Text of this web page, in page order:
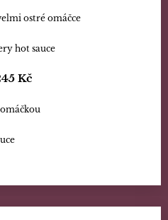
ostré omáčce
hot sauce
Kč